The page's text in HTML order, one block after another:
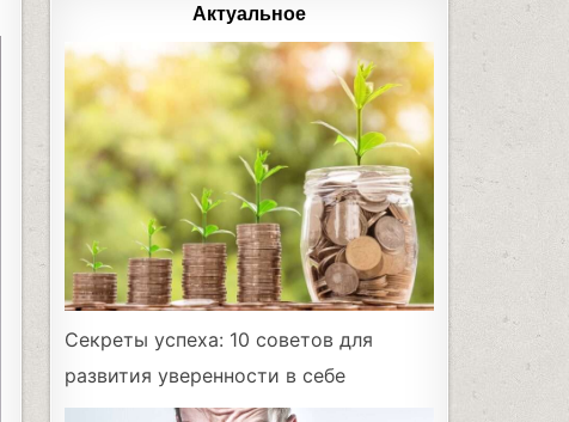
Актуальное
Секреты успеха: 10 советов для
развития уверенности в себе